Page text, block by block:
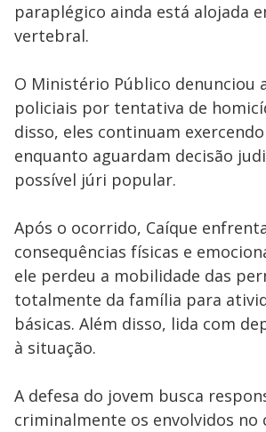
paraplégico ainda está alojada
vertebral.
O Ministério Público denunciou
policiais por tentativa de
disso, eles continuam
enquanto aguardam decisão
possível júri popular.
Após o ocorrido, Caíque
consequências físicas e
ele perdeu a mobilidade das
totalmente da família para
básicas. Além disso, lida com
à situação.
A defesa do jovem busca
criminalmente os envolvidos no